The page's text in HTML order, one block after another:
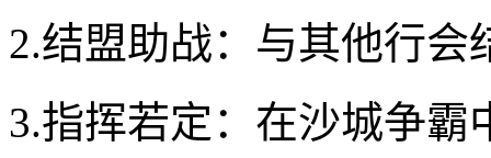
2.结盟助战：与其他行
3.指挥若定：在沙城争